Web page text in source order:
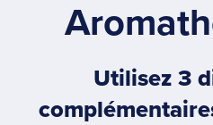
Utilisez 3